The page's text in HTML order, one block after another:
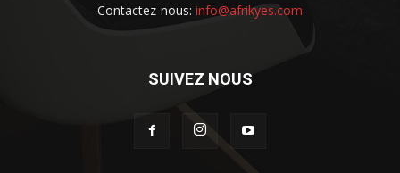
Contactez-nous: info@afrikyes.com
SUIVEZ NOUS